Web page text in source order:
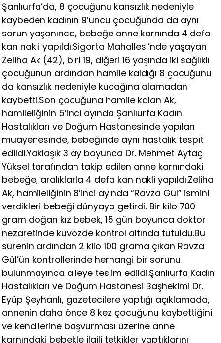
Şanlıurfa’da, 8 çocuğunu kansızlık nedeniyle
kaybeden kadının 9’uncu çocuğunda da aynı
sorun yaşanınca, bebeğe anne karnında 4 defa
kan nakli yapıldı.Sigorta Mahallesi’nde yaşayan
Zeliha Ak (42), biri 19, diğeri 16 yaşında iki sağlıklı
çocuğunun ardından hamile kaldığı 8 çocuğunu
da kansızlık nedeniyle kucağına alamadan
kaybetti.Son çocuğuna hamile kalan Ak,
hamileliğinin 5’inci ayında Şanlıurfa Kadın
Hastalıkları ve Doğum Hastanesinde yapılan
muayenesinde, bebeğinde aynı hastalık tespit
edildi.Yaklaşık 3 ay boyunca Dr. Mehmet Aytaç
Yüksel tarafından takip edilen anne karnındaki
bebeğe, aralıklarla 4 defa kan nakli yapıldı.Zeliha
Ak, hamileliğinin 8’inci ayında “Ravza Gül” ismini
verdikleri bebeği dünyaya getirdi. Bir kilo 700
gram doğan kız bebek, 15 gün boyunca doktor
nezaretinde kuvözde kontrol altında tutuldu.Bu
sürenin ardından 2 kilo 100 grama çıkan Ravza
Gül’ün kontrollerinde herhangi bir sorunu
bulunmayınca aileye teslim edildi.Şanlıurfa Kadın
Hastalıkları ve Doğum Hastanesi Başhekimi Dr.
Eyüp Şeyhanlı, gazetecilere yaptığı açıklamada,
annenin daha önce 8 kez çocuğunu kaybettiğini
ve kendilerine başvurması üzerine anne
karnındaki bebekle ilgili tetkikler yaptıklarını